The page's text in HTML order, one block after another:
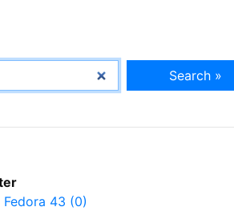
Search »
Fedora 43 (0)